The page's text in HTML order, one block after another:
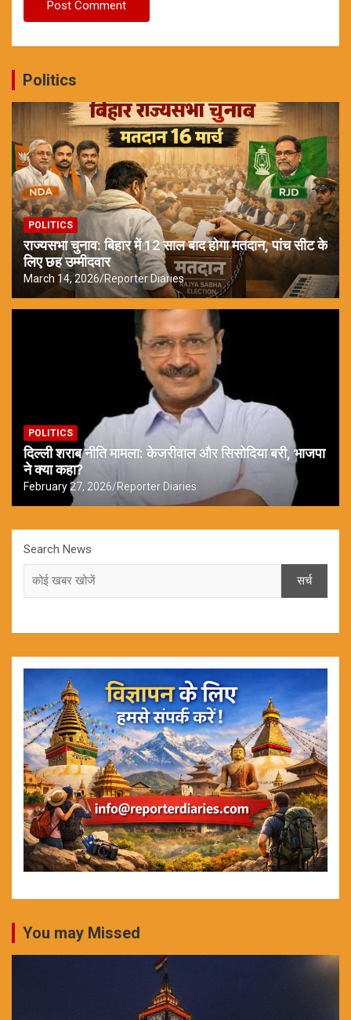
Politics
POLITICS
राज्यसभा चुनाव: बिहार में 12 साल बाद होगा मतदान, पांच सीट के
लिए छह उम्मीदवार
March 14, 2026 Reporter Diaries
POLITICS
दिल्ली शराब नीति मामला: केजरीवाल और सिसोदिया बरी, भाजपा
ने क्या कहा?
February 27, 2026 Reporter Diaries
Search News
सर्च
You may Missed